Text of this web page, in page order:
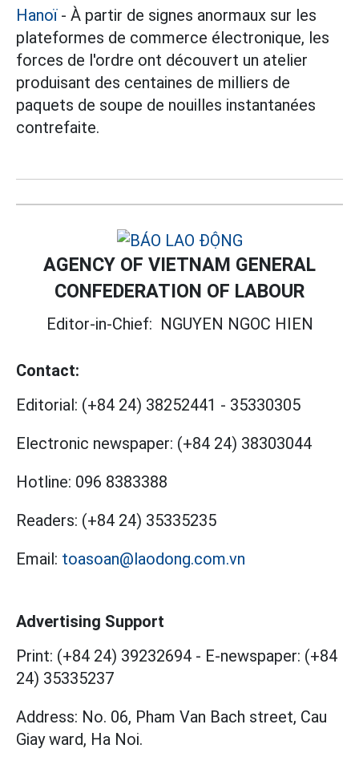
Hanoï- À partir de signes anormaux sur les
plateformes de commerce électronique, les
forces de l'ordre ont découvert un atelier
produisant des centaines de milliers de
paquets de soupe de nouilles instantanées
contrefaite.
AGENCY OF VIETNAM GENERAL
CONFEDERATION OF LABOUR
Editor-in-Chief: NGUYEN NGOC HIEN
Contact:
Editorial: (+84 24) 38252441 - 35330305
Electronic newspaper: (+84 24) 38303044
Hotline: 096 8383388
Readers: (+84 24) 35335235
Email: toasoan@laodong.com.vn
Advertising Support
Print: (+84 24) 39232694 - E-newspaper: (+84
24) 35335237
Address: No. 06, Pham Van Bach street, Cau
Giay ward, Ha Noi.